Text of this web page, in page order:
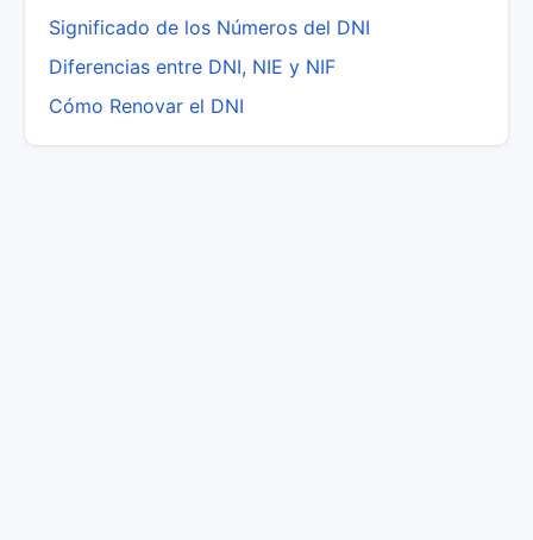
Significado de los Números del DNI
Diferencias entre DNI, NIE y NIF
Cómo Renovar el DNI